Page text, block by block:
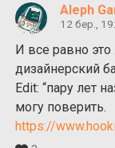
Aleph
12 бер.,
И все равно
дизайнерский
Edit: “пару лет
могу поверить.
https://